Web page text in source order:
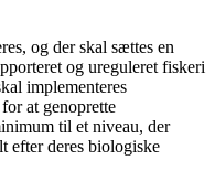
og der skal sættes en
og ureguleret fiskeri
implementeres
at genoprette
til et niveau, der
efter deres biologiske